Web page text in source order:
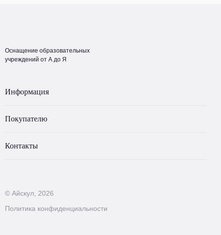
Оснащение образовательных
учреждений от А до Я
Информация
Покупателю
Контакты
© Айскул, 2026
Политика конфиденциальности